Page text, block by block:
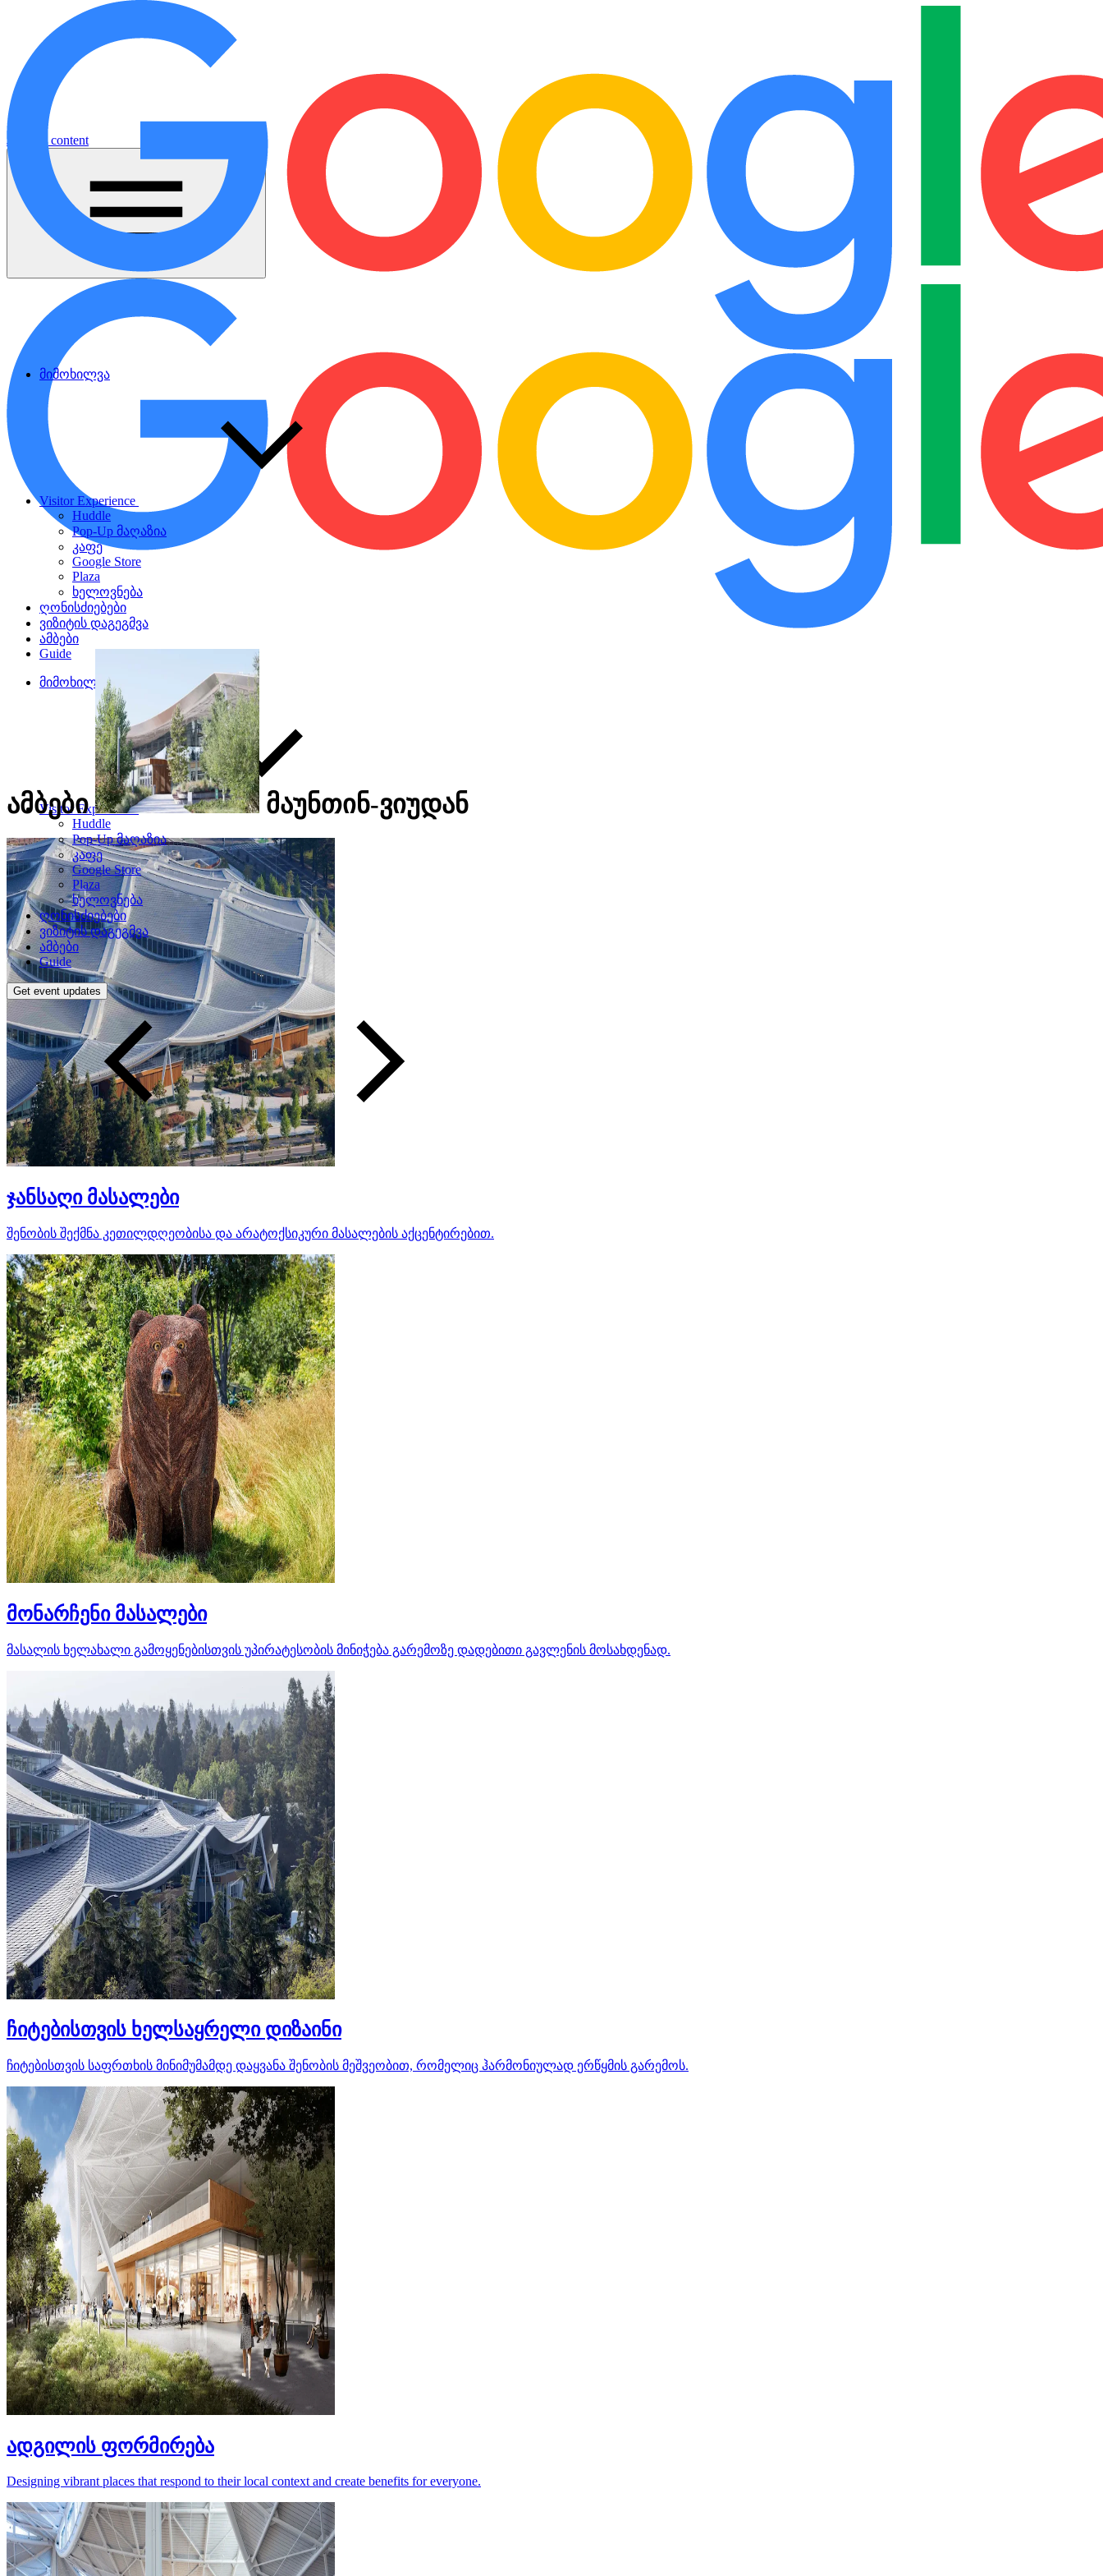
Jump to content
მიმოხილვა
Visitor Experience
Huddle
Pop-Up მაღაზია
კაფე
Google Store
Plaza
ხელოვნება
ღონისძიებები
ვიზიტის დაგეგმვა
ამბები
Guide
მიმოხილვა
Visitor Experience
Huddle
Pop-Up მაღაზია
კაფე
Google Store
Plaza
ხელოვნება
ღონისძიებები
ვიზიტის დაგეგმვა
ამბები
Guide
Get event updates
ამბები მაუნთინ-ვიუდან
ჯანსაღი მასალები
შენობის შექმნა კეთილდღეობისა და არატოქსიკური მასალების აქცენტირებით.
მონარჩენი მასალები
მასალის ხელახალი გამოყენებისთვის უპირატესობის მინიჭება გარემოზე დადებითი გავლენის მოსახდენად.
ჩიტებისთვის ხელსაყრელი დიზაინი
ჩიტებისთვის საფრთხის მინიმუმამდე დაყვანა შენობის მეშვეობით, რომელიც ჰარმონიულად ერწყმის გარემოს.
ადგილის ფორმირება
Designing vibrant places that respond to their local context and create benefits for everyone.